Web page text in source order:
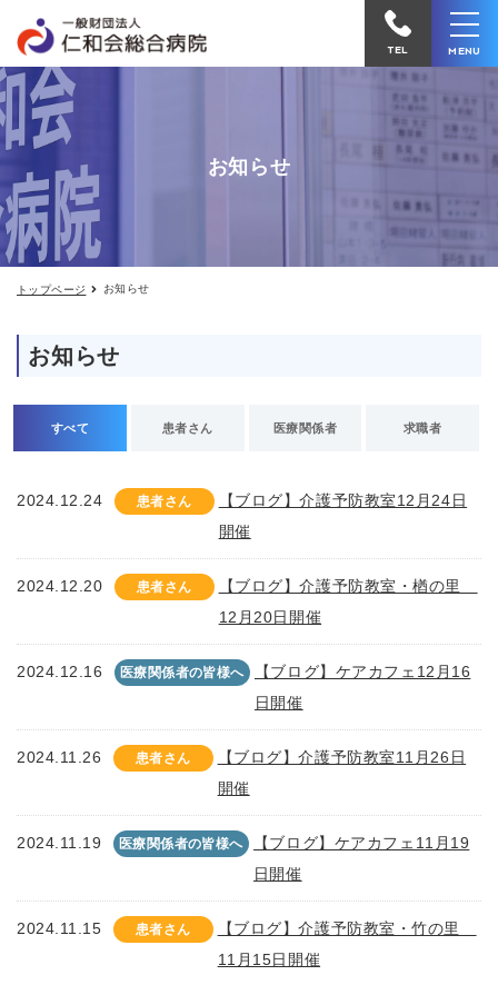
せ
病
院
電
TEL MENU
お知らせ
トップページ お知らせ
お知らせ
すべて 患者さん 医療関係者 求職者
2024.12.24 患者さん
【ブログ】介護予防教室12月24日
開催
2024.12.20 患者さん
【ブログ】介護予防教室・楢の里
12月20日開催
2024.12.16 医療関係者の皆様へ
【ブログ】ケアカフェ12月16
日開催
2024.11.26 患者さん
【ブログ】介護予防教室11月26日
開催
2024.11.19 医療関係者の皆様へ
【ブログ】ケアカフェ11月19
日開催
2024.11.15 患者さん
【ブログ】介護予防教室・竹の里
11月15日開催